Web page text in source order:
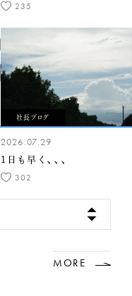
235
社長ブログ
2026.07.29
1日も早く、、、
302
MORE